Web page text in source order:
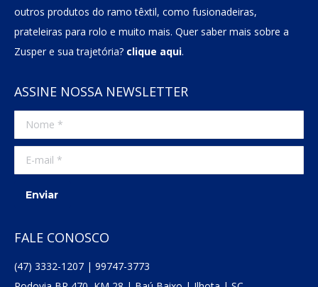
outros produtos do ramo têxtil, como fusionadeiras,
prateleiras para rolo e muito mais. Quer saber mais sobre a
Zusper e sua trajetória? clique aqui.
ASSINE NOSSA NEWSLETTER
Nome *
E-mail *
Enviar
FALE CONOSCO
(47) 3332-1207 | 99747-3773